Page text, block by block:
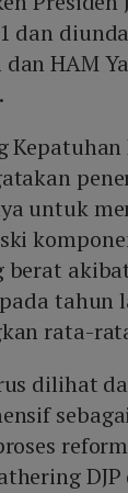
dan
HAM
Kepatuhan
untuk
berat
pada
rata-
dilihat
DJP